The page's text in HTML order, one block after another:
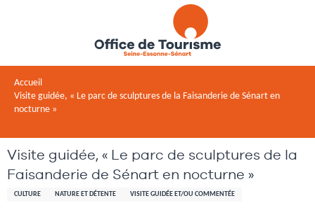
Accueil
Visite guidée, « Le parc de sculptures de la Faisanderie de Sénart en
nocturne »
Visite guidée, « Le parc de sculptures de la
Faisanderie de Sénart en nocturne »
CULTURE NATURE ET DÉTENTE VISITE GUIDÉE ET/OU COMMENTÉE